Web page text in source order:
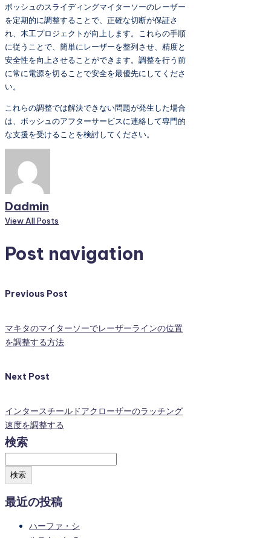
ボッシュのスライディングマイターソーのレーザー
を定期的に調整することで、正確な切断が保証さ
れ、木工プロジェクトが向上します。これらの手順
に従うことで、簡単にレーザーを整列させ、精度と
安全性を向上させることができます。調整を行う前
に常に電源を切ることで安全を最優先にしてくださ
い。
これらの調整では解決できない問題が発生した場合
は、ボッシュのアフターサービスに連絡して専門的
な支援を受けることを検討してください。
Dadmin
View All Posts
Post navigation
Previous Post
マキタのマイターソーでレーザーラインの位置
を調整する方法
Next Post
インタースチールドアクローザーのラッチング
速度を調整する
検索
検索
最近の投稿
ハーファ・シ